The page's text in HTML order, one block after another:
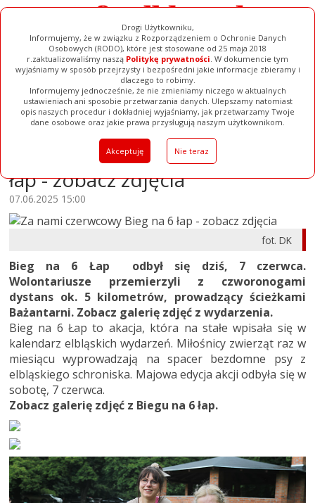
Drogi Użytkowniku,
Informujemy, że w związku z Rozporządzeniem o Ochronie Danych
Osobowych (RODO), które jest stosowane od 25 maja 2018
r.zaktualizowaliśmy naszą Politykę prywatności. W dokumencie tym
wyjaśniamy w sposób przejrzysty i bezpośredni jakie informacje zbieramy i
dlaczego to robimy.
Informujemy jednocześnie, że nie zmieniamy niczego w aktualnych
ustawieniach ani sposobie przetwarzania danych. Ulepszamy natomiast
opis naszych procedur i dokładniej wyjaśniamy, jak przetwarzamy Twoje
dane osobowe oraz jakie prawa przysługują naszym użytkownikom.
Akceptuję Nie teraz
Ogłoszenia
Filmy Galerie Baza Firm Pełna Wersja
Za nami czerwcowy Bieg na 6
łap - zobacz zdjęcia
07.06.2025 15:00
fot. DK
Bieg na 6 Łap odbył się dziś, 7 czerwca.
Wolontariusze przemierzyli z czworonogami
dystans ok. 5 kilometrów, prowadzący ścieżkami
Bażantarni. Zobacz galerię zdjęć z wydarzenia.
Bieg na 6 Łap to akacja, która na stałe wpisała się w
kalendarz elbląskich wydarzeń. Miłośnicy zwierząt raz w
miesiącu wyprowadzają na spacer bezdomne psy z
elbląskiego schroniska. Majowa edycja akcji odbyła się w
sobotę, 7 czerwca.
Zobacz galerię zdjęć z Biegu na 6 łap.